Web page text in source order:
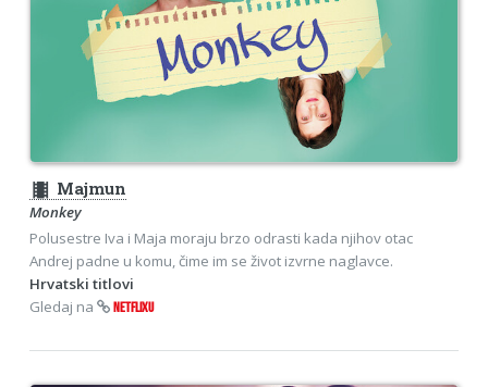
theaters Majmun
Monkey
Polusestre Iva i Maja moraju brzo odrasti kada njihov otac
Andrej padne u komu, čime im se život izvrne naglavce.
Hrvatski titlovi
Gledaj na
NETFLIXU